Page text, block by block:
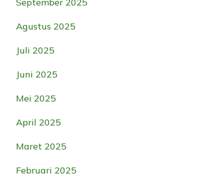
September 2025
Agustus 2025
Juli 2025
Juni 2025
Mei 2025
April 2025
Maret 2025
Februari 2025